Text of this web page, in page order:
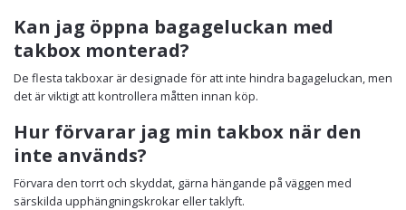
Kan jag öppna bagageluckan med
takbox monterad?
De flesta takboxar är designade för att inte hindra bagageluckan, men
det är viktigt att kontrollera måtten innan köp.
Hur förvarar jag min takbox när den
inte används?
Förvara den torrt och skyddat, gärna hängande på väggen med
särskilda upphängningskrokar eller taklyft.